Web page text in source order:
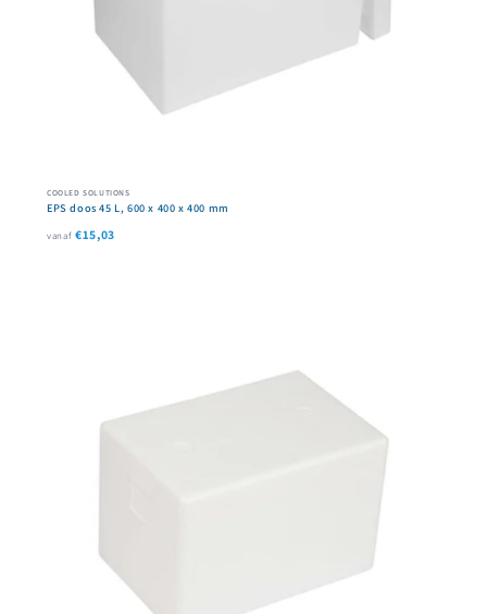
COOLED SOLUTIONS
EPS doos 45 L, 600 x 400 x 400 mm
vanaf €15,03